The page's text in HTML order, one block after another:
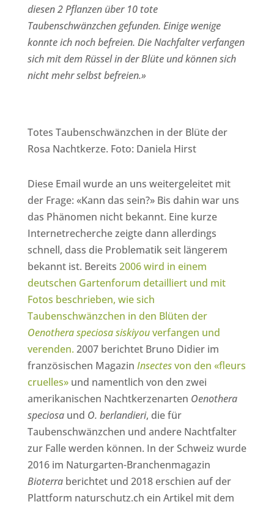
diesen 2 Pflanzen über 10 tote
Taubenschwänzchen gefunden. Einige wenige
konnte ich noch befreien. Die Nachfalter verfangen
sich mit dem Rüssel in der Blüte und können sich
nicht mehr selbst befreien.»
Totes Taubenschwänzchen in der Blüte der
Rosa Nachtkerze. Foto: Daniela Hirst
Diese Email wurde an uns weitergeleitet mit
der Frage: «Kann das sein?» Bis dahin war uns
das Phänomen nicht bekannt. Eine kurze
Internetrecherche zeigte dann allerdings
schnell, dass die Problematik seit längerem
bekannt ist. Bereits 2006 wird in einem
deutschen Gartenforum detailliert und mit
Fotos beschrieben, wie sich
Taubenschwänzchen in den Blüten der
Oenothera speciosa siskiyouverfangen und
verenden. 2007 berichtet Bruno Didier im
französischen Magazin Insectesvon den «fleurs
cruelles»und namentlich von den zwei
amerikanischen Nachtkerzenarten Oenothera
speciosaund O. berlandieri, die für
Taubenschwänzchen und andere Nachtfalter
zur Falle werden können. In der Schweiz wurde
2016 im Naturgarten-Branchenmagazin
Bioterraberichtet und 2018 erschien auf der
Plattform naturschutz.ch ein Artikel mit dem